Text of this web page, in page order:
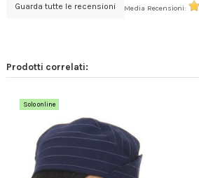
Guarda tutte le recensioni Media Recensioni:
Prodotti correlati:
Solo online